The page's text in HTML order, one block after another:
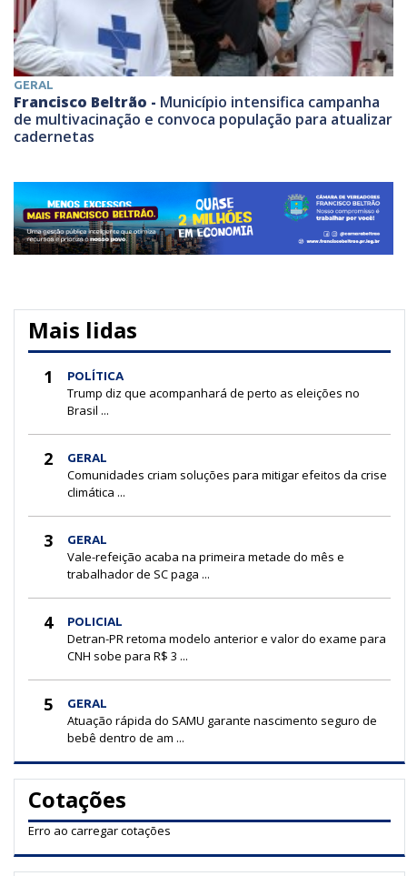
GERAL
Francisco Beltrão - Município intensifica campanha
de multivacinação e convoca população para atualizar
cadernetas
Mais lidas
1 POLÍTICA
Trump diz que acompanhará de perto as eleições no
Brasil ...
2 GERAL
Comunidades criam soluções para mitigar efeitos da crise
climática ...
3 GERAL
Vale-refeição acaba na primeira metade do mês e
trabalhador de SC paga ...
4 POLICIAL
Detran-PR retoma modelo anterior e valor do exame para
CNH sobe para R$ 3 ...
5 GERAL
Atuação rápida do SAMU garante nascimento seguro de
bebê dentro de am ...
Cotações
Erro ao carregar cotações